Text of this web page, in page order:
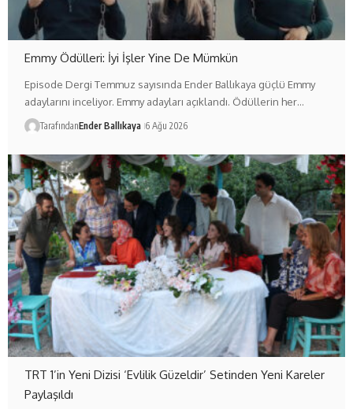
Emmy Ödülleri: İyi İşler Yine De Mümkün
Episode Dergi Temmuz sayısında Ender Ballıkaya güçlü Emmy
adaylarını inceliyor. Emmy adayları açıklandı. Ödüllerin her…
TarafındanEnder Ballıkaya 6 Ağu 2026
TRT 1’in Yeni Dizisi ‘Evlilik Güzeldir’ Setinden Yeni Kareler
Paylaşıldı